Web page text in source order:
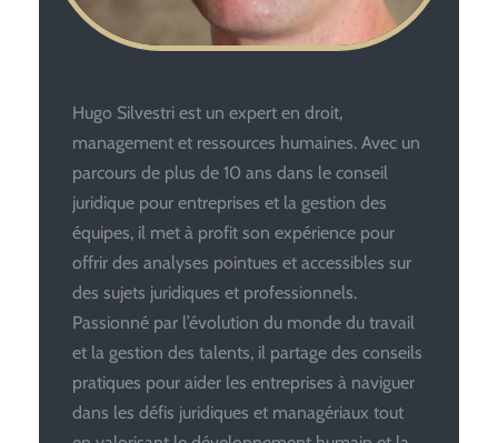
Hugo Silvestri est un expert en droit,
management et ressources humaines. Avec un
parcours de plus de 10 ans dans le conseil
juridique pour entreprises et la gestion des
équipes, il met à profit son expérience pour
offrir des analyses pointues et accessibles sur
des sujets juridiques et professionnels.
Passionné par l’évolution du monde du travail
et la gestion des talents, il partage des conseils
pratiques pour aider les entreprises à naviguer
dans les défis juridiques et managériaux tout